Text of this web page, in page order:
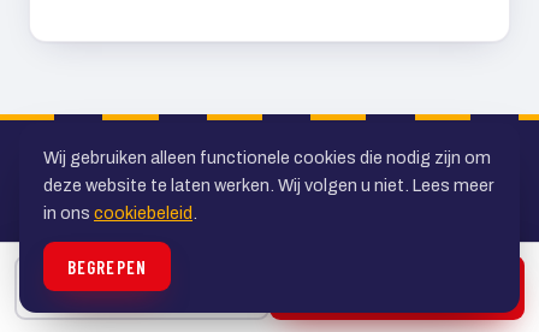
Uw specialist in personenvervoer in de
regio Utrecht. Al ruim veertig jaar
Wij gebruiken alleen functionele cookies die nodig zijn om
deze website te laten werken. Wij volgen u niet. Lees meer
in ons cookiebeleid
BEGREPEN
BELLEN